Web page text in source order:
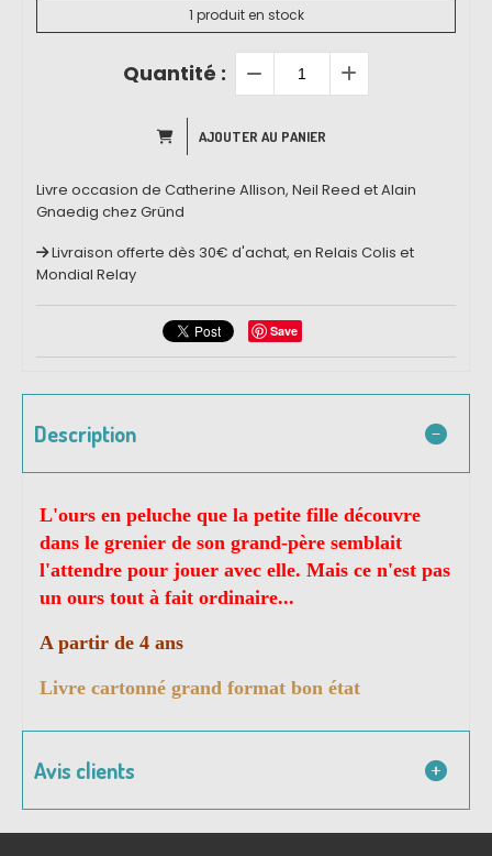
1 produit en stock
Quantité :
AJOUTER AU PANIER
Livre occasion de Catherine Allison, Neil Reed et Alain
Gnaedig chez Gründ
Livraison offerte dès 30€ d'achat, en Relais Colis et
Mondial Relay
Save
Description
L'ours en peluche que la petite fille découvre
dans le grenier de son grand-père semblait
l'attendre pour jouer avec elle. Mais ce n'est pas
un ours tout à fait ordinaire...
A partir de 4 ans
Livre cartonné grand format bon état
Avis clients